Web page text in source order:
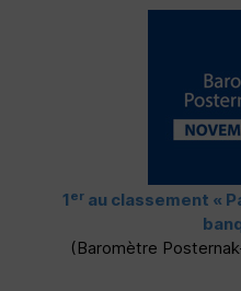
1 er au classement «
(Baromètre